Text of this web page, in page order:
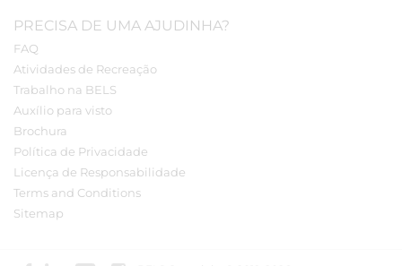
PRECISA DE UMA AJUDINHA?
FAQ
Atividades de Recreação
Trabalho na BELS
Auxílio para visto
Brochura
Política de Privacidade
Licença de Responsabilidade
Terms and Conditions
Sitemap